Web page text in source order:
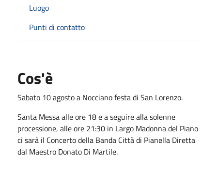
Luogo
Punti di contatto
Cos'è
Sabato 10 agosto a Nocciano festa di San Lorenzo.
Santa Messa alle ore 18 e a seguire alla solenne
processione, alle ore 21:30 in Largo Madonna del Piano
ci sarà il Concerto della Banda Città di Pianella Diretta
dal Maestro Donato Di Martile.